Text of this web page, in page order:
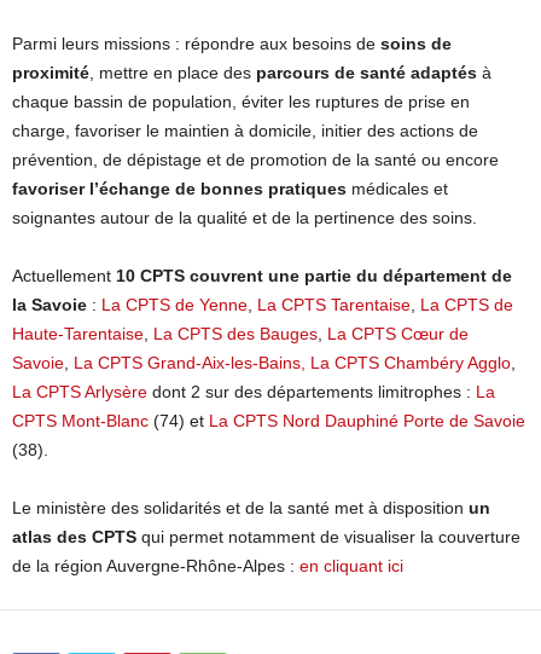
Parmi leurs missions : répondre aux besoins de soins de
proximité, mettre en place des parcours de santé adaptés à
chaque bassin de population, éviter les ruptures de prise en
charge, favoriser le maintien à domicile, initier des actions de
prévention, de dépistage et de promotion de la santé ou encore
favoriser l’échange de bonnes pratiques médicales et
soignantes autour de la qualité et de la pertinence des soins.
Actuellement 10 CPTS couvrent une partie du département de
la Savoie : La CPTS de Yenne, La CPTS Tarentaise, La CPTS de
Haute-Tarentaise, La CPTS des Bauges, La CPTS Cœur de
Savoie, La CPTS Grand-Aix-les-Bains, La CPTS Chambéry Agglo,
La CPTS Arlysère dont 2 sur des départements limitrophes : La
CPTS Mont-Blanc (74) et La CPTS Nord Dauphiné Porte de Savoie
(38).
Le ministère des solidarités et de la santé met à disposition un
atlas des CPTS qui permet notamment de visualiser la couverture
de la région Auvergne-Rhône-Alpes : en cliquant ici